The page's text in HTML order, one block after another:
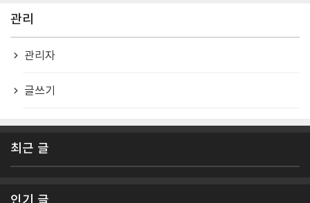
관리
관리자
글쓰기
최근 글